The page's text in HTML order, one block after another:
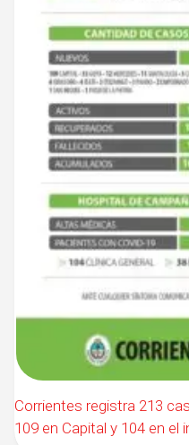
Corrientes registra 213
109 en Capital y 104 en el